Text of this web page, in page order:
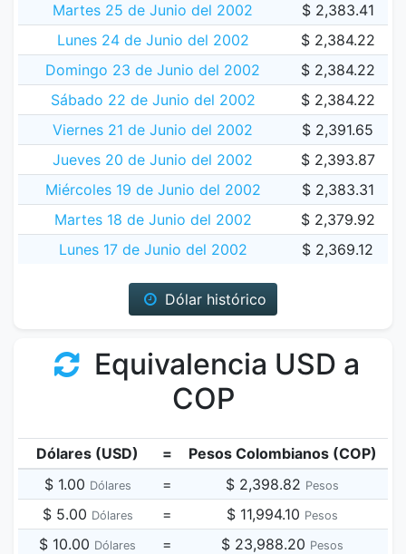
Martes 25 de Junio del 2002
$ 2,383.41
Lunes 24 de Junio del 2002
$ 2,384.22
Domingo 23 de Junio del 2002
$ 2,384.22
Sábado 22 de Junio del 2002
$ 2,384.22
Viernes 21 de Junio del 2002
$ 2,391.65
Jueves 20 de Junio del 2002
$ 2,393.87
Miércoles 19 de Junio del 2002
$ 2,383.31
Martes 18 de Junio del 2002
$ 2,379.92
Lunes 17 de Junio del 2002
$ 2,369.12
Dólar histórico
Equivalencia USD a
COP
Dólares (USD) =
Pesos Colombianos (COP)
$ 1.00 Dólares = $ 2,398.82 Pesos
$ 5.00 Dólares = $ 11,994.10 Pesos
$ 10.00 Dólares = $ 23,988.20 Pesos